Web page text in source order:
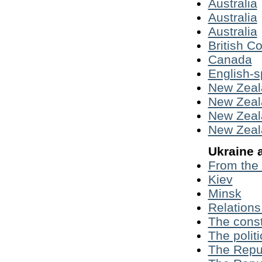
Australia
Australia
Australia
British
Canada
English-
New
New
New
New
Ukraine
From
Kiev
Minsk
The
The
The